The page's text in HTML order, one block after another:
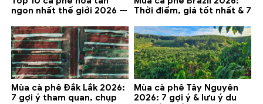
ngon nhất thế giới 2026 —
Thời điểm, giá tốt nhất & 7
Mùa cà phê Đắk Lắk 2026:
7 gợi ý tham quan, chụp
Mùa cà phê Tây Nguyên
2026: 7 gợi ý & lưu ý du